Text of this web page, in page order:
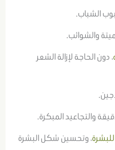
الشباب.
والشوائب.
، دون الحاجة لإزالة الشعر
والتجاعيد المبكرة.
، وتحسين شكل البشرة